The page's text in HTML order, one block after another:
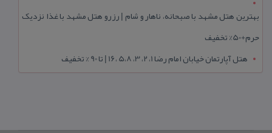
بهترین هتل مشهد با صبحانه، ناهار و شام | رزرو هتل مشهد با غذا نزدیک
حرم+50% تخفیف
هتل آپارتمان خیابان امام رضا 1، 2، 3، 5،8 ،16 | تا 90 % تخفیف